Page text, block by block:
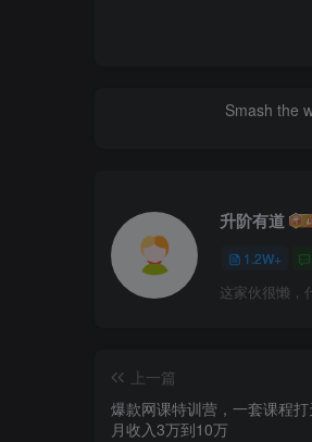
Smash the
升阶有道
1.2W+
这家伙很懒，
上一篇
爆款网课特训营，一套课程
月收入3万到10万